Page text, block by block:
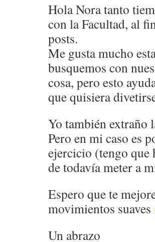
Hola Nora tanto
con la Facultad, al
posts.
Me gusta mucho
busquemos con
cosa, pero esto
que quisiera
Yo también extraño
Pero en mi caso es
ejercicio (tengo
de todavía meter a
Espero que te
movimientos suaves
Un abrazo